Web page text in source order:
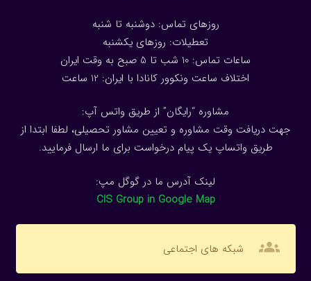
روزهای تماس: دوشنبه تا شنبه
تعطیلات: روزهای یکشنبه
ساعات تماس: 10 شب تا 5 صبح به وقت ایران
اختلاف ساعت ونکوور کانادا با ایران: 1 2 ساعت
مشاوره “رایگان” از طریق واتس آپ:
جهت دریافت وقت مشاوره و تعیین مشاور تحصیلی، لطفا ابتدا از
طریق واتساپ یک پیام درخواست برای ما ارسال فرمایید.
لینک آدرس ما در گوگل مپ:
CIS Group in Google Map
groups شبکه های اجتماعی